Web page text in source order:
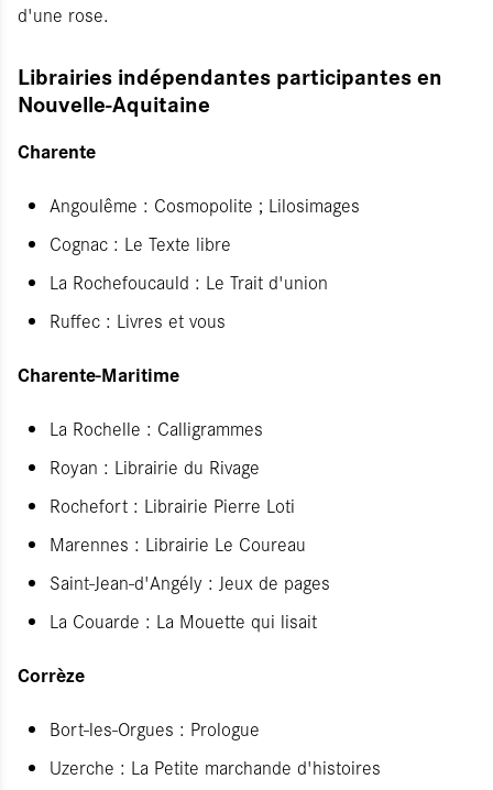
d'une rose.
Librairies indépendantes participantes en
Nouvelle-Aquitaine
Charente
Angoulême : Cosmopolite ; Lilosimages
Cognac : Le Texte libre
La Rochefoucauld : Le Trait d'union
Ruffec : Livres et vous
Charente-Maritime
La Rochelle : Calligrammes
Royan : Librairie du Rivage
Rochefort : Librairie Pierre Loti
Marennes : Librairie Le Coureau
Saint-Jean-d'Angély : Jeux de pages
La Couarde : La Mouette qui lisait
Corrèze
Bort-les-Orgues : Prologue
Uzerche : La Petite marchande d'histoires